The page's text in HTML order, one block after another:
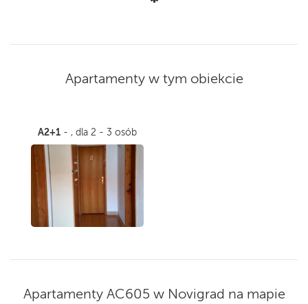
Apartamenty w tym obiekcie
A2+1 - , dla 2 - 3 osób
Apartamenty AC605 w Novigrad na mapie